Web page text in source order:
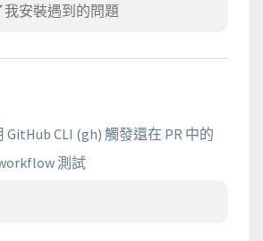
安裝遇到的問題
GitHub CLI (gh) 觸發還在 PR 中的
測試